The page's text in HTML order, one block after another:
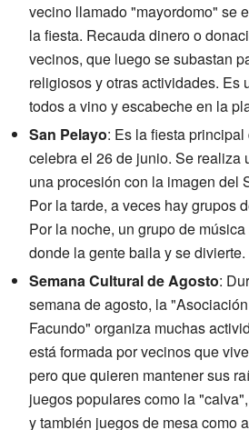
vecino llamado "mayordomo" se
la fiesta. Recauda dinero o
vecinos, que luego se subastan
religiosos y otras actividades. Es
todos a vino y escabeche en la
San Pelayo: Es la fiesta
celebra el 26 de junio. Se realiza
una procesión con la imagen del
Por la tarde, a veces hay grupos
Por la noche, un grupo de
donde la gente baila y se divierte.
Semana Cultural de Agosto:
semana de agosto, la
Facundo" organiza muchas
está formada por vecinos que
pero que quieren mantener sus
juegos populares como la
y también juegos de mesa como